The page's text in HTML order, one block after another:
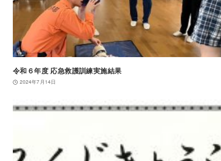
令和６年度 応急救護訓練実施結果
2024年7月14日